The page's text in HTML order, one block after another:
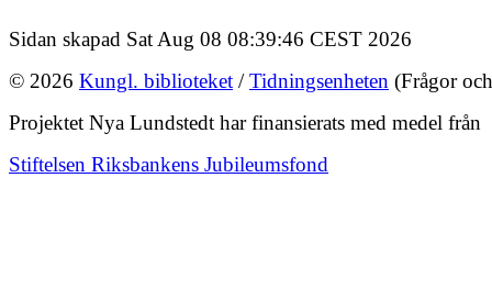
Sidan skapad Sat Aug 08 08:39:46 CEST 2026
© 2026 Kungl. biblioteket /Tidningsenheten (Frågor
Projektet Nya Lundstedt har finansierats med medel från
Stiftelsen Riksbankens Jubileumsfond